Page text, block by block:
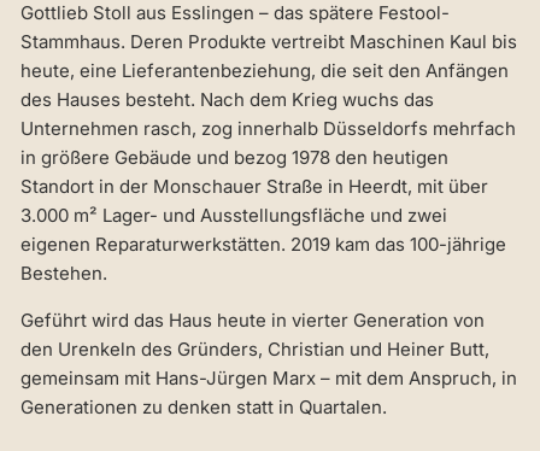
Gottlieb Stoll aus Esslingen – das spätere Festool-
Stammhaus. Deren Produkte vertreibt Maschinen Kaul bis
heute, eine Lieferantenbeziehung, die seit den Anfängen
des Hauses besteht. Nach dem Krieg wuchs das
Unternehmen rasch, zog innerhalb Düsseldorfs mehrfach
in größere Gebäude und bezog 1978 den heutigen
Standort in der Monschauer Straße in Heerdt, mit über
3.000 m² Lager- und Ausstellungsfläche und zwei
eigenen Reparaturwerkstätten. 2019 kam das 100-jährige
Bestehen.
Geführt wird das Haus heute in vierter Generation von
den Urenkeln des Gründers, Christian und Heiner Butt,
gemeinsam mit Hans-Jürgen Marx – mit dem Anspruch, in
Generationen zu denken statt in Quartalen.